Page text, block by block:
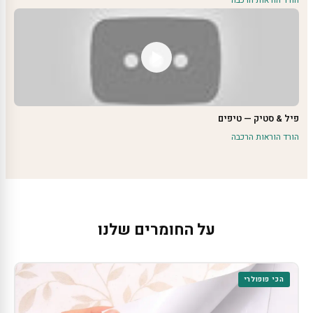
פיל & סטיק — טיפים
הורד הוראות הרכבה
על החומרים שלנו
הכי פופולרי